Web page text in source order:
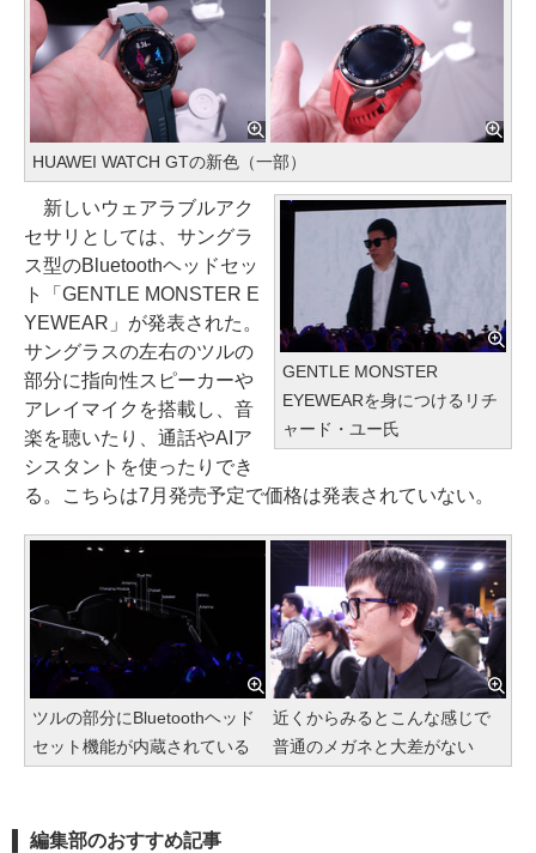
HUAWEI WATCH GTの新色（一部）
GENTLE MONSTER
EYEWEARを身につけるリチ
ャード・ユー氏
新しいウェアラブルアク
セサリとしては、サングラ
ス型のBluetoothヘッドセッ
ト「GENTLE MONSTER E
YEWEAR」が発表された。
サングラスの左右のツルの
部分に指向性スピーカーや
アレイマイクを搭載し、音
楽を聴いたり、通話やAIア
シスタントを使ったりでき
る。こちらは7月発売予定で価格は発表されていない。
ツルの部分にBluetoothヘッド
セット機能が内蔵されている
近くからみるとこんな感じで
普通のメガネと大差がない
編集部のおすすめ記事